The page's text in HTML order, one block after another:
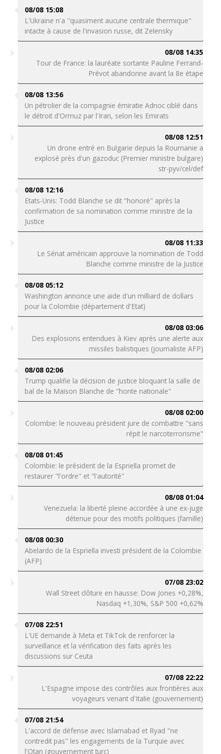
08/08 15:08
L'Ukraine n'a "quasiment aucune centrale thermique"
intacte à cause de l'invasion russe, dit Zelensky
08/08 14:35
Tour de France: la lauréate sortante Pauline Ferrand-
Prévot abandonne avant la 8e étape
08/08 13:56
Un pétrolier de la compagnie émiratie Adnoc ciblé dans
le détroit d'Ormuz par l'Iran, selon les Emirats
08/08 12:51
Un drone entré en Bulgarie depuis la Roumanie a
explosé près d'un gazoduc (Premier ministre bulgare)
str-pyv/cel/def
08/08 12:16
Etats-Unis: Todd Blanche se dit "honoré" après la
confirmation de sa nomination comme ministre de la
Justice
08/08 11:33
Le Sénat américain approuve la nomination de Todd
Blanche comme ministre de la Justice
08/08 05:12
Washington annonce une aide d'un milliard de dollars
pour la Colombie (département d'Etat)
08/08 03:06
Des explosions entendues à Kiev après une alerte aux
missiles balistiques (journaliste AFP)
08/08 02:06
Trump qualifie la décision de justice bloquant la salle de
bal de la Maison Blanche de "honte nationale"
08/08 02:00
Colombie: le nouveau président jure de combattre "sans
répit le narcoterrorisme"
08/08 01:45
Colombie: le président de la Espriella promet de
restaurer "l'ordre" et "l'autorité"
08/08 01:04
Venezuela: la liberté pleine accordée à une ex-juge
détenue pour des motifs politiques (famille)
08/08 00:30
Abelardo de la Espriella investi président de la Colombie
(AFP)
07/08 23:02
Wall Street clôture en hausse: Dow Jones +0,28%,
Nasdaq +1,30%, S&P 500 +0,62%
07/08 22:51
L'UE demande à Meta et TikTok de renforcer la
surveillance et la vérification des faits après les
discussions sur Ceuta
07/08 22:22
L'Espagne impose des contrôles aux frontières aux
voyageurs venant d'Italie (gouvernement)
07/08 21:54
L'accord de défense avec Islamabad et Ryad "ne
contredit pas" les engagements de la Turquie avec
l'Otan (gouvernement turc)